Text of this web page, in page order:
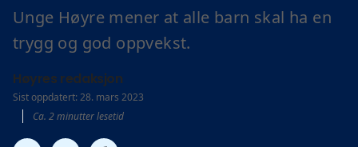
Unge Høyre mener at alle barn skal ha en
trygg og god oppvekst.
Høyres redaksjon
Sist oppdatert: 28. mars 2023
Ca. 2 minutter lesetid